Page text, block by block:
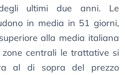
ultimi due anni. Le
in media in 51 giorni,
alla media italiana
centrali le trattative si
al di sopra del prezzo